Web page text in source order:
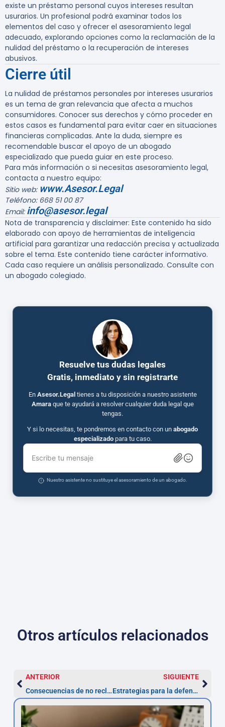
existe un préstamo personal cuyos intereses resultan
usurarios. Un profesional podrá examinar todos los
elementos del caso y ofrecer el asesoramiento legal
adecuado, explorando opciones como la reclamación de la
nulidad del préstamo o la recuperación de intereses
abusivos.
Cierre útil
La nulidad de préstamos personales por intereses usurarios
es un tema de gran relevancia que afecta a muchos
consumidores. Conocer sus derechos y cómo proceder en
estos casos es fundamental para evitar caer en situaciones
financieras complicadas. Ante la duda, siempre es
recomendable buscar el apoyo de un abogado
especializado que pueda guiar en este proceso.
Para más información o si necesitas asesoramiento legal,
contacta a nuestro equipo:
Sitio web: www.Asesor.Legal
Teléfono: 668 51 00 87
Email: info@asesor.legal
Nota de transparencia y disclaimer: Este contenido ha sido
elaborado con apoyo de herramientas de inteligencia
artificial para garantizar una redacción precisa y actualizada
sobre el tema. Este contenido tiene carácter informativo.
Cada caso requiere un análisis personalizado. Consulte con
un abogado colegiado.
Resuelve tus dudas legales
Gratis, inmediato y sin registrarte
En Asesor.Legal tienes a tu disposición a nuestro asistente
Amaraque te ayudará a resolver cualquier duda legal que
tengas.
Y si lo necesitas, te pondremos en contacto con un abogado
especializadopara tu caso.
Escribe tu mensaje
Nuestro asistente no sustituye el asesoramiento de un abogado.
Otros artículos relacionados
ANTERIOR
Consecuencias de no reclamar tu multa ZBE a tiempo: lo que debes considerar
SIGUIENTE
Estrategias para la defensa de nulidad en préstamos personales